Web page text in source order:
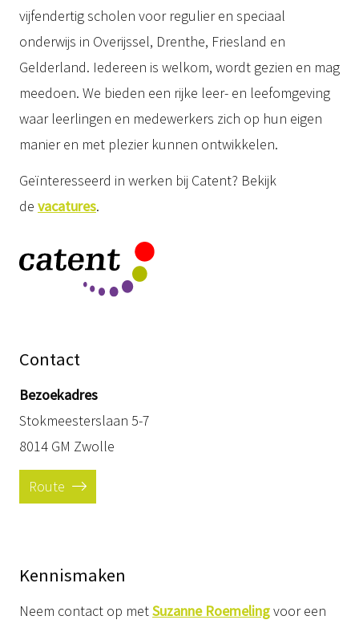
vijfendertig scholen voor regulier en speciaal
onderwijs in Overijssel, Drenthe, Friesland en
Gelderland. Iedereen is welkom, wordt gezien en mag
meedoen. We bieden een rijke leer- en leefomgeving
waar leerlingen en medewerkers zich op hun eigen
manier en met plezier kunnen ontwikkelen.
Geïnteresseerd in werken bij Catent? Bekijk
de vacatures.
Contact
Bezoekadres
Stokmeesterslaan 5-7
8014 GM Zwolle
Route
Kennismaken
Neem contact op metSuzanne Roemelingvoor een